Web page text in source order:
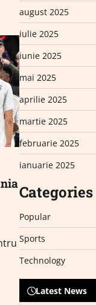
august 2025
iulie 2025
iunie 2025
mai 2025
aprilie 2025
martie 2025
februarie 2025
ianuarie 2025
Categories
Popular
Sports
Technology
Latest News